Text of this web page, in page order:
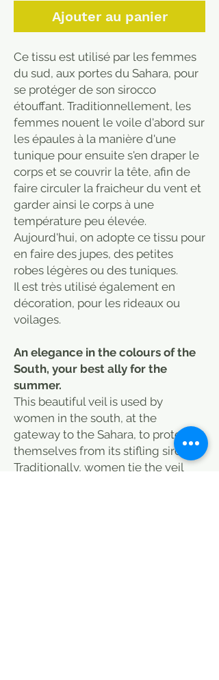
Ajouter au panier
Ce tissu est utilisé par les femmes
du sud, aux portes du Sahara, pour
se protéger de son sirocco
étouffant. Traditionnellement, les
femmes nouent le voile d'abord sur
les épaules à la manière d'une
tunique pour ensuite s'en draper le
corps et se couvrir la tête, afin de
faire circuler la fraicheur du vent et
garder ainsi le corps à une
température peu élevée.
Aujourd'hui, on adopte ce tissu pour
en faire des jupes, des petites
robes légères ou des tuniques.
Il est très utilisé également en
décoration, pour les rideaux ou
voilages.
An elegance in the colours of the
South, your best ally for the
summer.
This beautiful veil is used by
women in the south, at the
gateway to the Sahara, to protect
themselves from its stifling sirocco.
Traditionally, women tie the veil